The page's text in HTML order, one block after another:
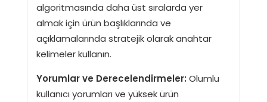
algoritmasında daha üst sıralarda yer
almak için ürün başlıklarında ve
açıklamalarında stratejik olarak anahtar
kelimeler kullanın.
Yorumlar ve Derecelendirmeler: Olumlu
kullanıcı yorumları ve yüksek ürün